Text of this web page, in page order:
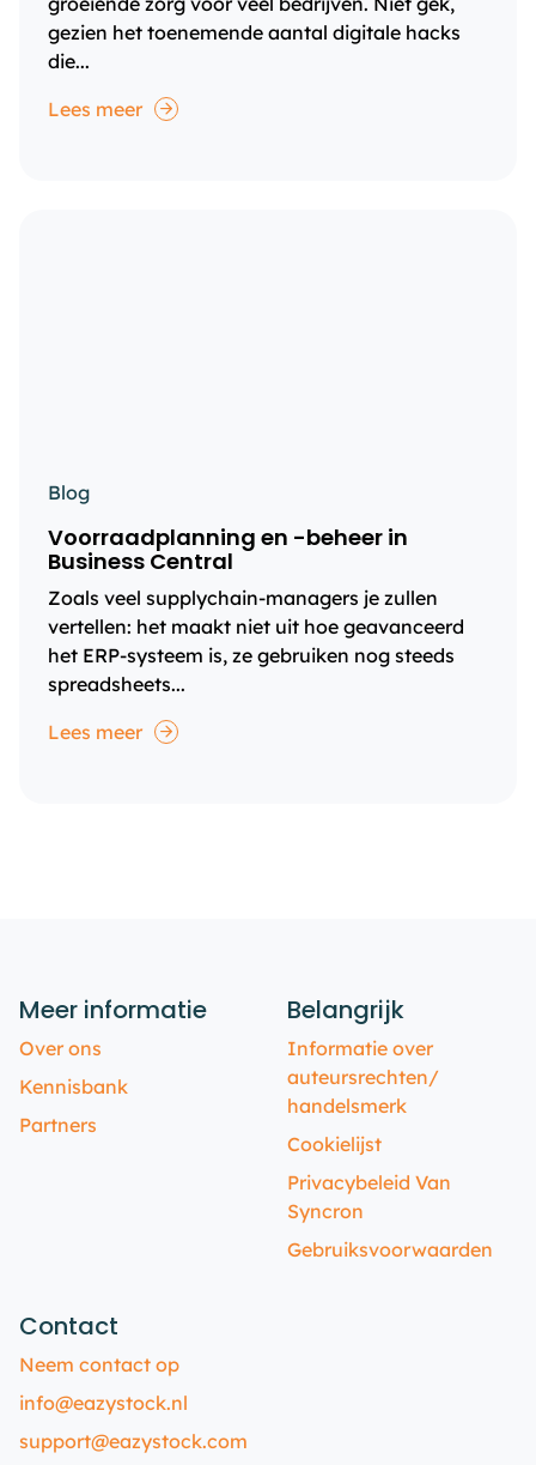
gezien het toenemende aantal digitale hacks
die...
Lees meer
Blog
Voorraadplanning en -beheer in
Business Central
Zoals veel supplychain-managers je zullen
vertellen: het maakt niet uit hoe geavanceerd
het ERP-systeem is, ze gebruiken nog steeds
spreadsheets...
Lees meer
Meer informatie
Over ons
Kennisbank
Partners
Belangrijk
Informatie over
auteursrechten/
handelsmerk
Cookielijst
Privacybeleid Van
Syncron
Gebruiksvoorwaarden
Contact
Neem contact op
info@eazystock.nl
support@eazystock.com